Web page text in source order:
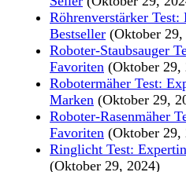
Röhrenverstärker
Bestseller (Oktober 29,
Roboter-Staubsauger
Favoriten (Oktober 29,
Robotermäher Test:
Marken (Oktober 29,
Roboter-Rasenmäher
Favoriten (Oktober 29,
Ringlicht Test:
(Oktober 29, 2024)